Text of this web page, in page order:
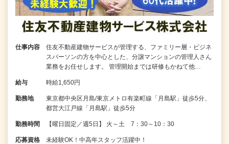
仕事内容
住友不動産建物サービスが管理する、ファミリー層・ビジネ
スパーソンの方を中心とした、分譲マンションの管理人さん
業務をお任せします。 管理開始までは研修もかねて他…
給与 時給1,650円
勤務地
東京都中央区月島/東京メトロ有楽町線「月島駅」徒歩5分、
都営大江戸線「月島駅」徒歩5分
勤務時間 【曜日固定／週5日】 火～土 7：30～10：30
応募資格 未経験OK！中高年スタッフ活躍中！